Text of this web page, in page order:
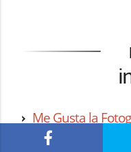
Me Gusta la